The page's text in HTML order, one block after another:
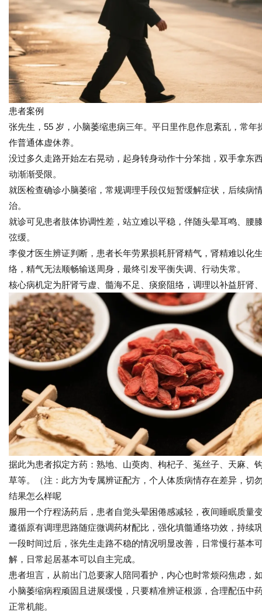
患者案例
张先生，55 岁，小脑萎缩患病三年。平日里作息作息紊乱，常
作普通体虚休养。
没过多久走路开始左右晃动，起身转身动作十分笨拙，双手拿东
动渐渐受限。
就医检查确诊小脑萎缩，常规调理手段仅短暂缓解症状，后续病
治。
就诊可见患者肢体协调性差，站立难以平稳，伴随头晕耳鸣、腰
弦缓。
李俊才医生辨证判断，患者长年劳累损耗肝肾精气，肾精难以化
络，精气无法顺畅输送周身，最终引发平衡失调、行动失常。
核心病机定为肝肾亏虚、髓海不足、痰瘀阻络，调理以补益肝肾
据此为患者拟定方药：熟地、山萸肉、枸杞子、菟丝子、天麻、
草等。（注：此方为专属辨证配方，个人体质病情存在差异，切
结果怎么样呢
服用一个疗程汤药后，患者自觉头晕困倦感减轻，夜间睡眠质
遵循原有调理思路随症微调药材配比，强化填髓通络功效，持续
一段时间过后，张先生走路不稳的情况明显改善，日常慢行基本
解，日常起居基本可以自主完成。
患者坦言，从前出门总要家人陪同看护，内心也时常烦闷焦虑，
小脑萎缩病程顽固且进展缓慢，只要精准辨证根源，合理配伍中
正常机能。